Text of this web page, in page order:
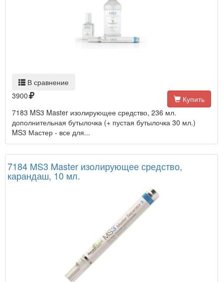
В сравнение
3900
Купить
7183 MS3 Master изолирующее средство, 236 мл.
дополнительная бутылочка (+ пустая бутылочка 30 мл.)
MS3 Мастер - все для...
7184 MS3 Master изолирующее средство,
карандаш, 10 мл.